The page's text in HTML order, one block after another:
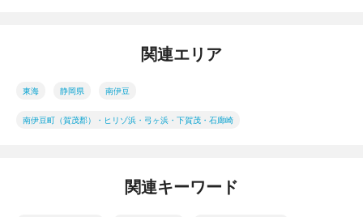
関連エリア
東海 静岡県 南伊豆
南伊豆町（賀茂郡）・ヒリゾ浜・弓ヶ浜・下賀茂・石廊崎
関連キーワード